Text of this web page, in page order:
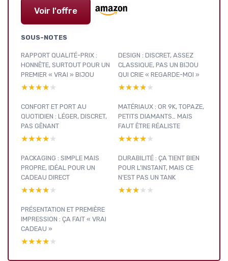
Voir l'offre
SOUS-NOTES
RAPPORT QUALITÉ-PRIX :
HONNÊTE, SURTOUT POUR UN
PREMIER « VRAI » BIJOU
★★★★★
★★★★★
DESIGN : DISCRET, ASSEZ
CLASSIQUE, PAS UN BIJOU
QUI CRIE « REGARDE-MOI »
★★★★★
★★★★★
CONFORT ET PORT AU
QUOTIDIEN : LÉGER, DISCRET,
PAS GÊNANT
★★★★★
★★★★★
MATÉRIAUX : OR 9K, TOPAZE,
PETITS DIAMANTS… MAIS
FAUT ÊTRE RÉALISTE
★★★★★
★★★★★
PACKAGING : SIMPLE MAIS
PROPRE, IDÉAL POUR UN
CADEAU DIRECT
★★★★★
★★★★★
DURABILITÉ : ÇA TIENT BIEN
POUR L’INSTANT, MAIS CE
N’EST PAS UN TANK
★★★★★
★★★★★
PRÉSENTATION ET PREMIÈRE
IMPRESSION : ÇA FAIT « VRAI
CADEAU »
★★★★★
★★★★★